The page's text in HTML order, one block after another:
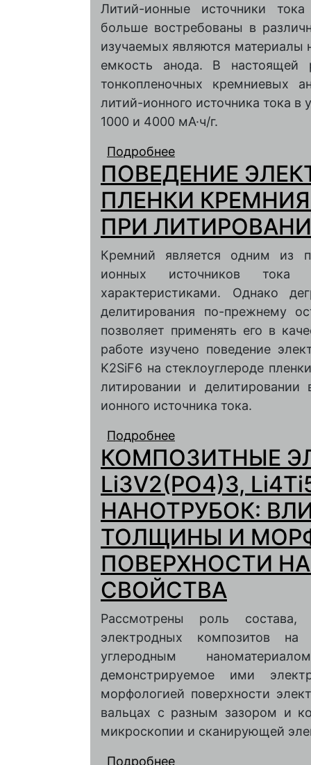
Литий-ионные источники
больше востребованы в
изучаемых являются материалы
емкость анода. В настоящей
тонкопленочных кремниевых
литий-ионного источника тока в
1000 и 4000 мА·ч/г.
Подробнее
ПОВЕДЕНИЕ
ПЛЕНКИ
ПРИ
Кремний является одним из
ионных источников тока
характеристиками. Однако
делитирования по-прежнему
позволяет применять его в
работе изучено поведение
K2SiF6 на стеклоуглероде
литировании и делитировании
ионного источника тока.
Подробнее
СТЕКЛОУГЛЕРОДЕ
КОМПОЗИТНЫЕ
Li3V2(PO4)3,
НАНОТРУБОК:
ТОЛЩИНЫ И
ПОВЕРХНОСТИ
СВОЙСТВА
Рассмотрены роль
электродных композитов
углеродным
демонстрируемое ими
морфологией поверхности
вальцах с разным зазором и
микроскопии и сканирующей
Подробнее